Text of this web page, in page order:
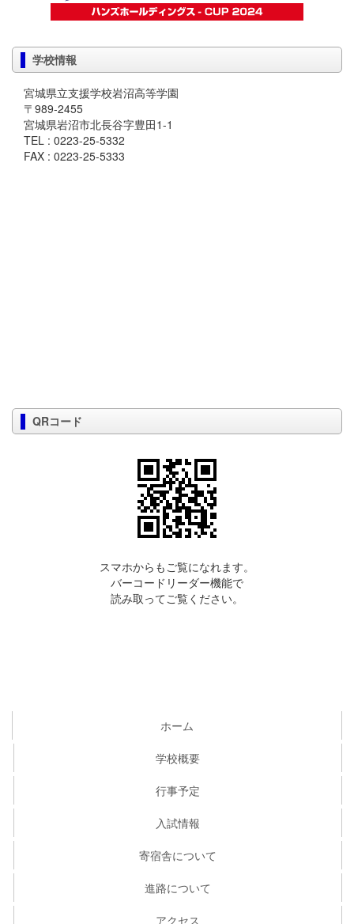
学校情報
宮城県立支援学校岩沼高等学園
〒989-2455
宮城県岩沼市北長谷字豊田1-1
TEL : 0223-25-5332
FAX : 0223-25-5333
QRコード
スマホからもご覧になれます。
バーコードリーダー機能で
読み取ってご覧ください。
ホーム
学校概要
行事予定
入試情報
寄宿舎について
進路について
アクセス